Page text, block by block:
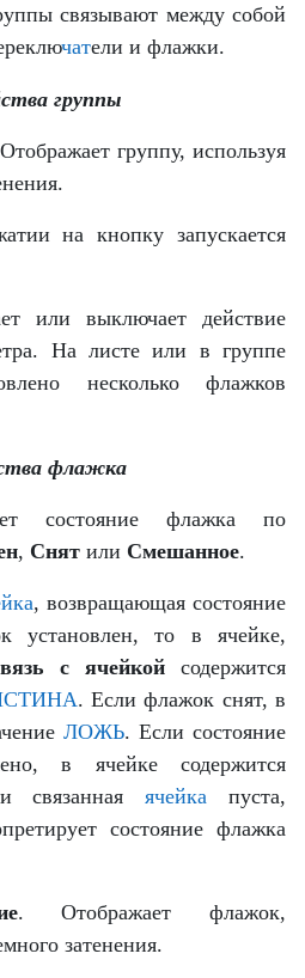
связывают между собой
чатели и флажки.
группы
группу, используя
на кнопку запускается
или выключает действие
На листе или в группе
несколько флажков
флажка
состояние флажка по
, Снят или Смешанное.
, возвращающая состояние
установлен, то в ячейке,
с ячейкой содержится
. Если флажок снят, в
ЛОЖЬ. Если состояние
в ячейке содержится
связанная ячейка пуста,
состояние флажка
. Отображает флажок,
затенения.